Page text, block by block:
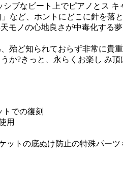
ブなビート上でピアノとス
など、ホントにどこに針を
モノの心地良さが中毒化す
殆ど知られておらず非常に
か?きっと、永らくお楽し み
での復刻
用
ットの底ぬけ防止の特殊パーツ